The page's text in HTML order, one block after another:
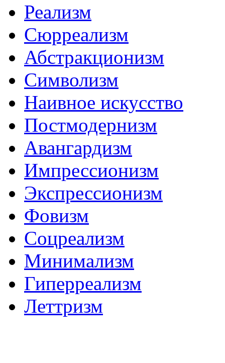
Реализм
Сюрреализм
Абстракционизм
Символизм
Наивное искусство
Постмодернизм
Авангардизм
Импрессионизм
Экспрессионизм
Фовизм
Соцреализм
Минимализм
Гиперреализм
Леттризм